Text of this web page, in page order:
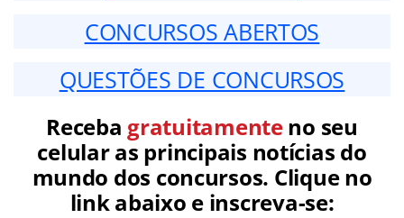
CONCURSOS ABERTOS
QUESTÕES DE CONCURSOS
Receba gratuitamenteno seu
celular as principais notícias do
mundo dos concursos. Clique no
link abaixo e inscreva-se: